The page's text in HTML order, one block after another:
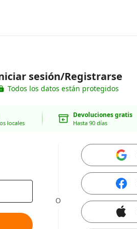
sesión/Registrarse
Todos los datos están protegidos
locales
Devoluciones gratis
Hasta 90 días
O